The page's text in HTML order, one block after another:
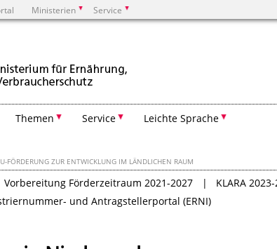
Ministerien Service
Themen Service Leichte Sprache
FÖRDERUNG ZUR ENTWICKLUNG IM LÄNDLICHEN RAUM
Vorbereitung Förderzeitraum 2021-2027
KLARA
und Antragstellerportal (ERNI)